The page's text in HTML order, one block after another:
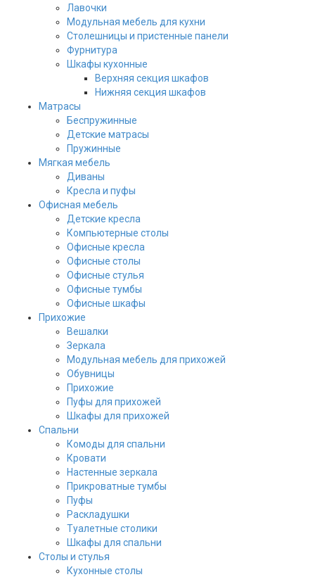
Лавочки
Модульная мебель для кухни
Столешницы и пристенные панели
Фурнитура
Шкафы кухонные
Верхняя секция шкафов
Нижняя секция шкафов
Матрасы
Беспружинные
Детские матрасы
Пружинные
Мягкая мебель
Диваны
Кресла и пуфы
Офисная мебель
Детские кресла
Компьютерные столы
Офисные кресла
Офисные столы
Офисные стулья
Офисные тумбы
Офисные шкафы
Прихожие
Вешалки
Зеркала
Модульная мебель для прихожей
Обувницы
Прихожие
Пуфы для прихожей
Шкафы для прихожей
Спальни
Комоды для спальни
Кровати
Настенные зеркала
Прикроватные тумбы
Пуфы
Раскладушки
Туалетные столики
Шкафы для спальни
Столы и стулья
Кухонные столы